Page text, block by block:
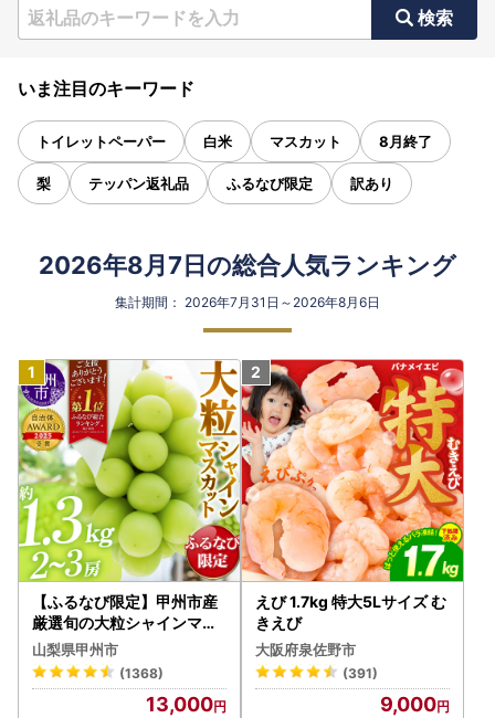
検索
いま注目のキーワード
トイレットペーパー 白米 マスカット 8月終了
梨 テッパン返礼品 ふるなび限定 訳あり
2026年8月7日の総合人気ランキング
集計期間： 2026年7月31日～2026年8月6日
【ふるなび限定】甲州市産
厳選旬の大粒シャインマス
カット 約1.3kg 2～3房【2
026年発送】（MG）B12-
472 FN-Limited-VO シャ
インマスカット フルーツ
山梨県甲州市
(1368)
13,000
えび 1.7kg 特大5Lサイズ む
きえび
大阪府泉佐野市
(391)
9,000